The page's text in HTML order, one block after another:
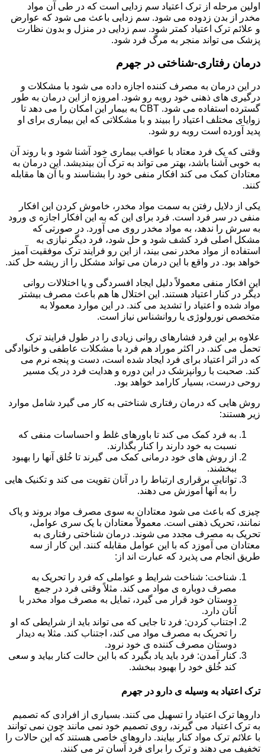
اولین مرحله از ترک اعتیاد سم زدایی است که در طی آن مواد
مخدر از بدن زدوده می شود. سم زدایی باعث می شود که عوارض
و علائم ترک اعتیاد کمتر شود. سم زدایی در منزل و بدون نظارت
پزشک می تواند منجر به مرگ فرد شود.
درمان رفتاری-شناختی در جهرم
در این درمان به مصرف کننده اجازه داده می شود با مشکلات و
درگیری های ذهنی خود روبه رو شود. امروزه از این درمان به طور
گسترده استفاده می شود. CBT به بیمار این امکان را می دهد تا
زوایای مختلف اعتیاد را ببیند و با مشکلاتی که این بیماری برای او
پدید آورده است روبه رو شود.
وقتی که یک فرد معتاد با عواقب بیماری خود آشنا شود و با روند آن
به خوبی آشنا باشد، بهتر می تواند به ترک آن بیندیشد. این درمان به
معتادان کمک می کند افکار منفی خود را بشناسند و با آن ها مقابله
کنند.
یکی از دلایل رفتن به سمت مواد مخدر، خاموش کردن این افکار
منفی در سر فرد است. فرد برای این که به این افکار اجازه ی ورود
به سرش را ندهد، به مواد مخدر روی می آورد. در صورتی که
مشکل اصلی فرد کشف شود و حل شود، فرد دیگر نیازی به
استفاده از مواد مخدر نمی بیند، از این رو فرایند ترک موفقیت آمیز
خواهد بود. در واقع با این درمان می تواند مشکل را از ریشه حل کند.
این افکار منفی معمولاً دلیل ایجاد افسردگی و یا اختلالات روانی
دیگر در کنار اعتیاد هستند. این اختلال ها هم باعث مصرف بیشتر
مواد شده و اعتیاد را تشدید می کند. در این موارد معمولا به
متخصص نورولوژی یا روانشناس نیاز است.
علاوه بر این فرد فشارهای روانی زیادی را در طول فرایند ترک
تحمل می کند. در اکثر موراد هم فرد با مشکلات عاطفی و خانوادگی
که در اثر اعتیاد برای فرد ایجاد شده است، دست و پنجه نرم می
کند. صحبت با روانپزشک در این دوره و هدایت فرد در یک مسیر
روحی درست، بسیار کارامد خواهد بود.
روش هایی که درمان رفتاری شناختی به کار می گیرد شامل موارد
زیر هستند:
به فرد کمک می کند تا باورهای غلط و احساسات منفی که
نسبت به خود دارند را کنار بگذارند.
از روش های خود درمانی کمک می گیرند تا خُلق آنها را بهبود
ببخشند.
توانایی برقراری ارتباط را در آنان تقویت می کند و تکنیک هایی
را به آنها آموزش می دهند.
چیزی که باعث می شود معتادان به سوی مصرف مواد بروند و پاک
نمانند، تحریک ذهنی است. معمولاً معتادان با یک سری عوامل،
تحریک به مصرف مجدد می شوند. درمان شناختی رفتاری به
معتادان می آموزد که با این عوامل مقابله کنند. این کار از سه
طریق انجام می پذیرد که عبارت اند از:
شناخت: شناخت شرایط و عواملی که فرد را تحریک به
مصرف دوباره ی مواد می کند. مثلاً وقتی فرد در جمع
دوستان خود قرار می گیرد، تمایل به مصرف مواد مخدر با
آنان دارد.
اجتناب کردن: فرد تا جایی که می تواند باید از شرایطی که او
را تحریک به مصرف مواد می کند، اجتناب کند. مثلا به دیدار
دوستان مصرف کننده ی خود نرود.
کنار آمدن: فرد باید یاد بگیرد که با این حالت کنار بیاید و سعی
کند خُلق خود را بهبود ببخشد.
ترک اعتیاد به وسیله ی دارو در جهرم
داروها ترک اعتیاد را تسهیل می کنند. بسیاری از افرادی که تصمیم
به ترک اعتیاد می گیرند، روی تصمیم خود نمی مانند چون نمی توانند
با علائم ترک مواد کنار بیایند. داروهای خاصی هستند که این حالات را
تخفیف می دهند و ترک را برای فرد آسان تر می کنند.